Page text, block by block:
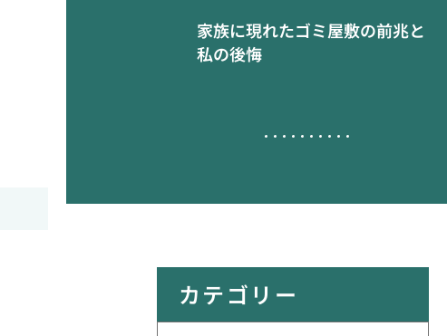
家族に現れたゴミ屋敷の前兆と
私の後悔
カテゴリー